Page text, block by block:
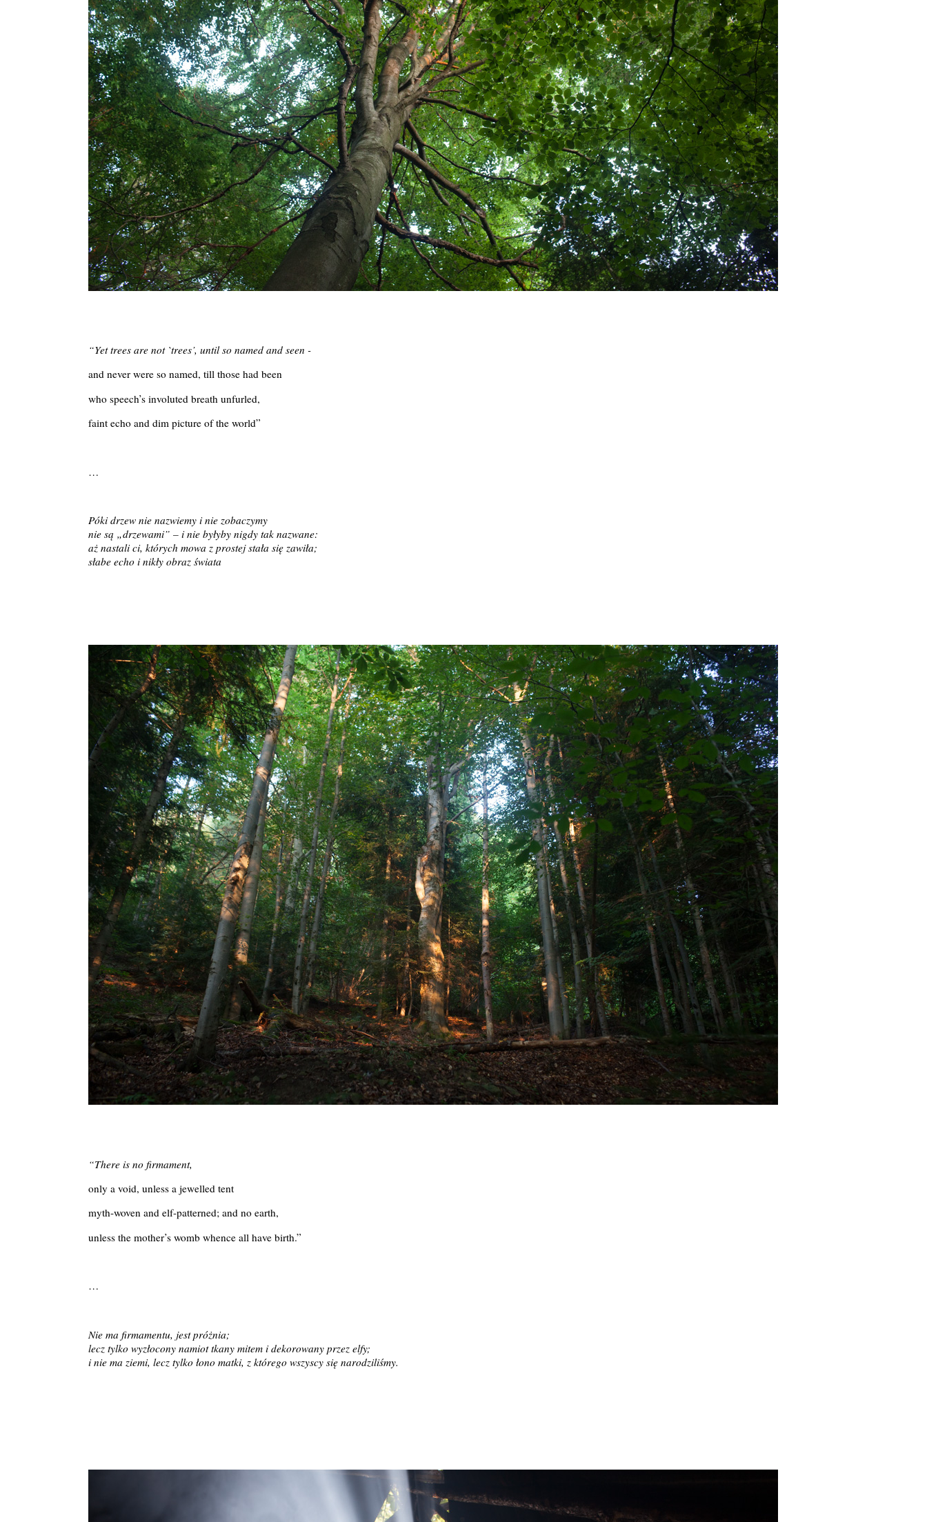
“Yet trees are not `trees’, until so named and seen -
and never were so named, till those had been
who speech’s involuted breath unfurled,
faint echo and dim picture of the world”
…
Póki drzew nie nazwiemy i nie zobaczymy
nie są „drzewami” – i nie byłyby nigdy tak nazwane:
aż nastali ci, których mowa z prostej stała się zawiła;
słabe echo i nikły obraz świata
“There is no firmament,
only a void, unless a jewelled tent
myth-woven and elf-patterned; and no earth,
unless the mother’s womb whence all have birth.”
…
Nie ma firmamentu, jest próżnia;
lecz tylko wyzłocony namiot tkany mitem i dekorowany przez elfy;
i nie ma ziemi, lecz tylko łono matki, z którego wszyscy się narodziliśmy.